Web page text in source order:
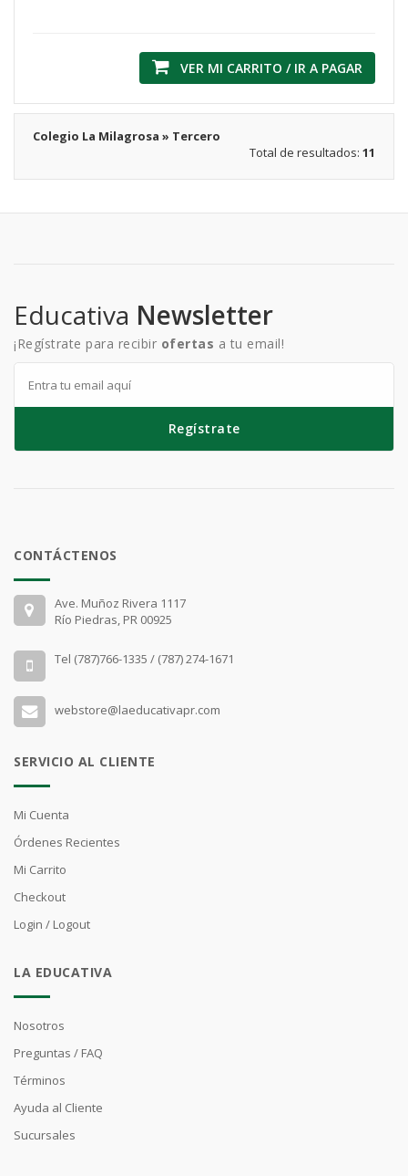
VER MI CARRITO / IR A PAGAR
Colegio La Milagrosa » Tercero
Total de resultados: 11
Educativa Newsletter
¡Regístrate para recibir ofertas a tu email!
Regístrate
CONTÁCTENOS
Ave. Muñoz Rivera 1117
Río Piedras, PR 00925
Tel (787)766-1335 / (787) 274-1671
webstore@laeducativapr.com
SERVICIO AL CLIENTE
Mi Cuenta
Órdenes Recientes
Mi Carrito
Checkout
Login / Logout
LA EDUCATIVA
Nosotros
Preguntas / FAQ
Términos
Ayuda al Cliente
Sucursales